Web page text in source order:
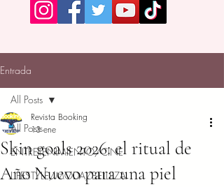
Entrada
All Posts
ENTRETENIMIENTO/CINE
LIFESTYLE/MODA/BELLEZA
All Posts
Skin goals 2026: el ritual de
Año Nuevo para una piel
Revista Booking
13 ene